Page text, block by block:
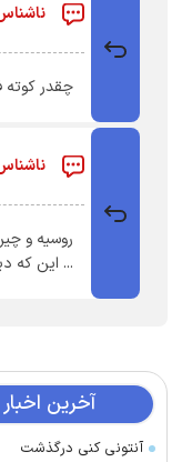
چقدر
روسیه و
... این که
آخرین اخبار
آنتونی کنی درگذشت